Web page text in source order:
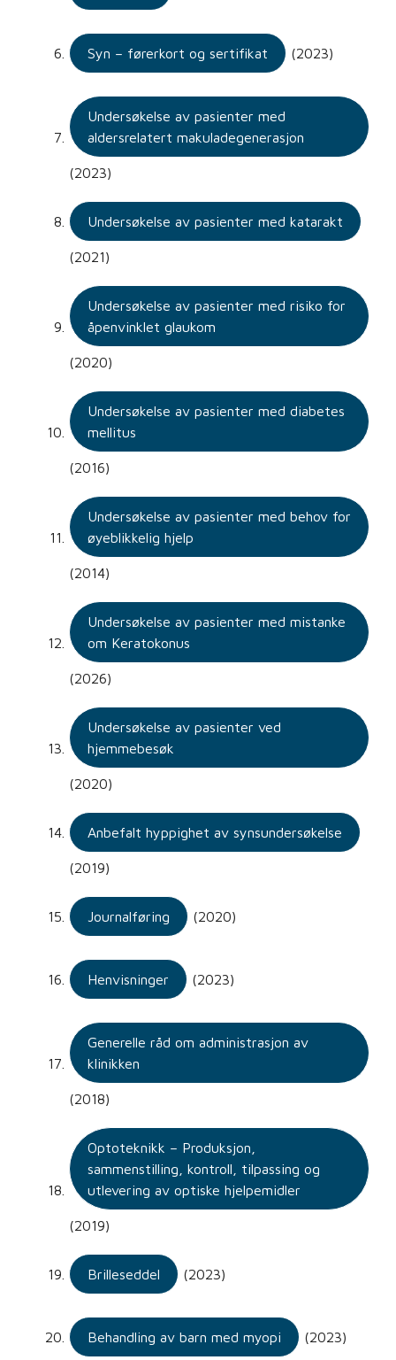
Syn – førerkort og sertifikat (2023)
Undersøkelse av pasienter med
aldersrelatert makuladegenerasjon
(2023)
Undersøkelse av pasienter med katarakt
(2021)
Undersøkelse av pasienter med risiko for
åpenvinklet glaukom
(2020)
Undersøkelse av pasienter med diabetes
mellitus
(2016)
Undersøkelse av pasienter med behov for
øyeblikkelig hjelp
(2014)
Undersøkelse av pasienter med mistanke
om Keratokonus
(2026)
Undersøkelse av pasienter ved
hjemmebesøk
(2020)
Anbefalt hyppighet av synsundersøkelse
(2019)
Journalføring (2020)
Henvisninger (2023)
Generelle råd om administrasjon av
klinikken
(2018)
Optoteknikk – Produksjon,
sammenstilling, kontroll, tilpassing og
utlevering av optiske hjelpemidler
(2019)
Brilleseddel (2023)
Behandling av barn med myopi (2023)